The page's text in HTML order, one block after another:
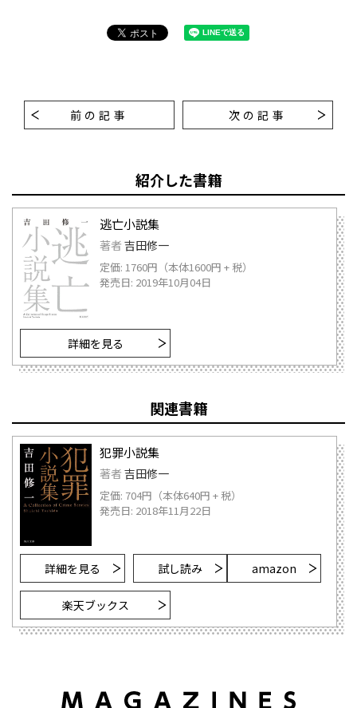
前の記事 次の記事
紹介した書籍
逃亡小説集
著者 吉田修一
定価: 1760円（本体1600円 + 税）
発売日: 2019年10月04日
詳細を見る
関連書籍
犯罪小説集
著者 吉田修一
定価: 704円（本体640円 + 税）
発売日: 2018年11月22日
詳細を見る 試し読み amazon
楽天ブックス